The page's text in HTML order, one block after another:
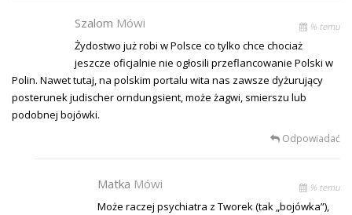
Szalom Mówi % temu
Żydostwo już robi w Polsce co tylko chce chociaż
jeszcze oficjalnie nie ogłosili przeflancowanie Polski w
Polin. Nawet tutaj, na polskim portalu wita nas zawsze dyżurujący
posterunek judischer orndungsient, może żagwi, smierszu lub
podobnej bojówki.
Odpowiadać
Matka Mówi % temu
Może raczej psychiatra z Tworek (tak „bojówka”),